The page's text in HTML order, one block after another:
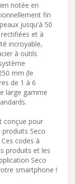
notée en
fin
jusqu'à 50
et à
incroyable,
à outils
mm (le
de 1 à 6
large gamme
conçue pour
Seco
codes à
produits et les
Seco
smartphone !